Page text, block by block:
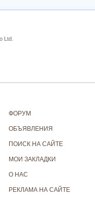
Ltd.
ФОРУМ
ОБЪЯВЛЕНИЯ
ПОИСК НА САЙТЕ
МОИ ЗАКЛАДКИ
О НАС
РЕКЛАМА НА САЙТЕ